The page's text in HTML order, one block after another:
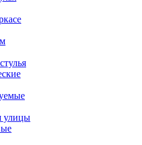
улицы